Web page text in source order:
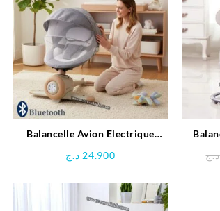
Balancelle Avion Electrique
Rbads
24.900 د.ج د.ج